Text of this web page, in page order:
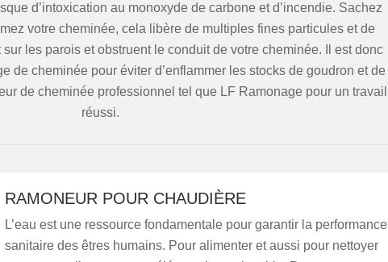
d’intoxication au monoxyde de carbone et d’incendie. Sachez
votre cheminée, cela libère de multiples fines particules et de
les parois et obstruent le conduit de votre cheminée. Il est donc
de cheminée pour éviter d’enflammer les stocks de goudron et de
de cheminée professionnel tel que LF Ramonage pour un travail
réussi.
RAMONEUR POUR CHAUDIÈRE
L’eau est une ressource fondamentale pour garantir la performance
sanitaire des êtres humains. Pour alimenter et aussi pour nettoyer